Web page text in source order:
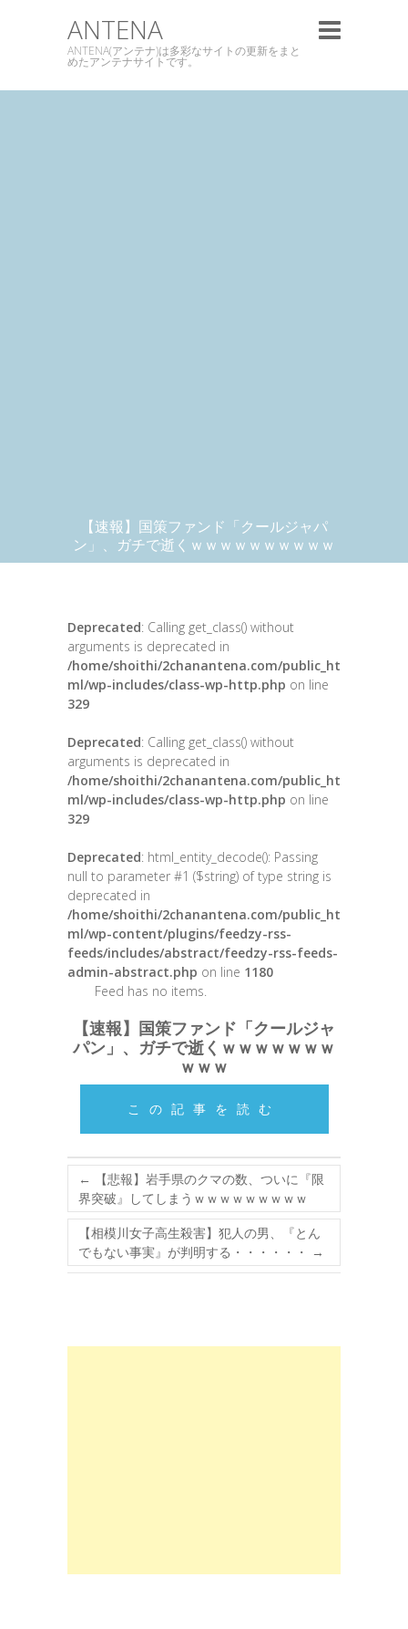
ANTENA
ANTENA(アンテナ)は多彩なサイトの更新をまと
めたアンテナサイトです。
【速報】国策ファンド「クールジャパ
ン」、ガチで逝くｗｗｗｗｗｗｗｗｗｗ
Deprecated: Calling get_class() without
arguments is deprecated in
/home/shoithi/2chanantena.com/public_ht
ml/wp-includes/class-wp-http.php on line
329
Deprecated: Calling get_class() without
arguments is deprecated in
/home/shoithi/2chanantena.com/public_ht
ml/wp-includes/class-wp-http.php on line
329
Deprecated: html_entity_decode(): Passing
null to parameter #1 ($string) of type string is
deprecated in
/home/shoithi/2chanantena.com/public_ht
ml/wp-content/plugins/feedzy-rss-
feeds/includes/abstract/feedzy-rss-feeds-
admin-abstract.php on line 1180
Feed has no items.
【速報】国策ファンド「クールジャ
パン」、ガチで逝くｗｗｗｗｗｗｗ
ｗｗｗ
この記事を読む
←
【悲報】岩手県のクマの数、ついに『限
界突破』してしまうｗｗｗｗｗｗｗｗｗ
【相模川女子高生殺害】犯人の男、『とん
でもない事実』が判明する・・・・・・
→